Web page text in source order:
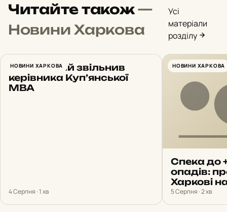
Читайте також—
Новини Харкова
Усі
матеріали
розділу
НОВИНИ ХАРКОВА
Зеленський звільнив
керівника Куп’янської
МВА
4 Серпня · 1 хв
НОВИНИ ХАРКОВА
Спека до
опадів:
Харкові
5 Серпня · 2 хв